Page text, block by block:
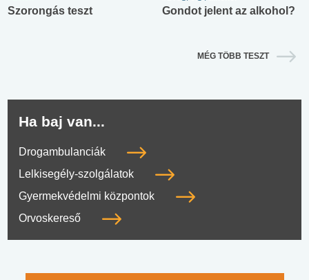
Szorongás teszt Gondot jelent az alkohol?
MÉG TÖBB TESZT
Ha baj van...
Drogambulanciák
Lelkisegély-szolgálatok
Gyermekvédelmi központok
Orvoskereső